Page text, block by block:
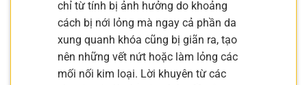
chỉ từ tính bị ảnh hưởng do khoảng
cách bị nới lỏng mà ngay cả phần da
xung quanh khóa cũng bị giãn ra, tạo
nên những vết nứt hoặc làm lỏng các
mối nối kim loại. Lời khuyên từ các